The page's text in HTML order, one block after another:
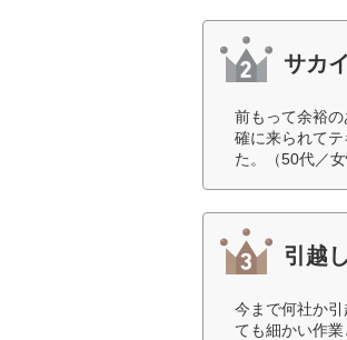
サカ
前もって余裕
確に来られて
た。（50代／女
引越
今まで何社か
ても細かい作